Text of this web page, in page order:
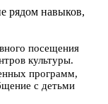
рядом навыков,
посещения
культуры.
программ,
с детьми